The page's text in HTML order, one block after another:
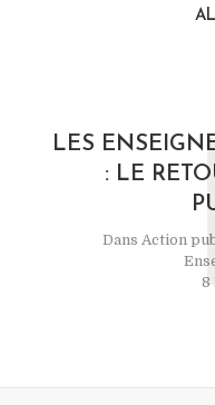
LES
: LE
Dans Action
8